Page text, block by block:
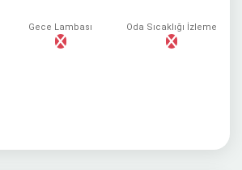
Gece Lambası Oda Sıcaklığı İzleme